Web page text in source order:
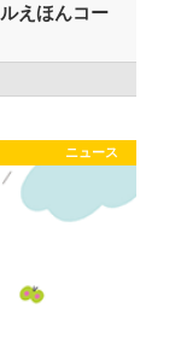
えほんコー
ニュース